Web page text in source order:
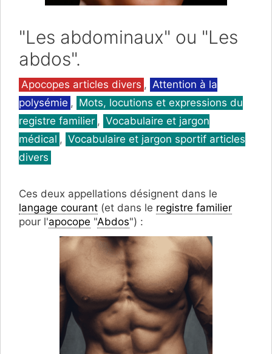
"Les abdominaux" ou "Les
abdos".
Catégories
Apocopes articles divers , Attention à la
polysémie , Mots, locutions et expressions du
registre familier , Vocabulaire et jargon
médical , Vocabulaire et jargon sportif articles
divers
Ces deux appellations désignent dans le
langage courant (et dans le registre familier
pour l'apocope "Abdos") :